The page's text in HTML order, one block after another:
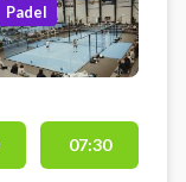
Padel
07:30